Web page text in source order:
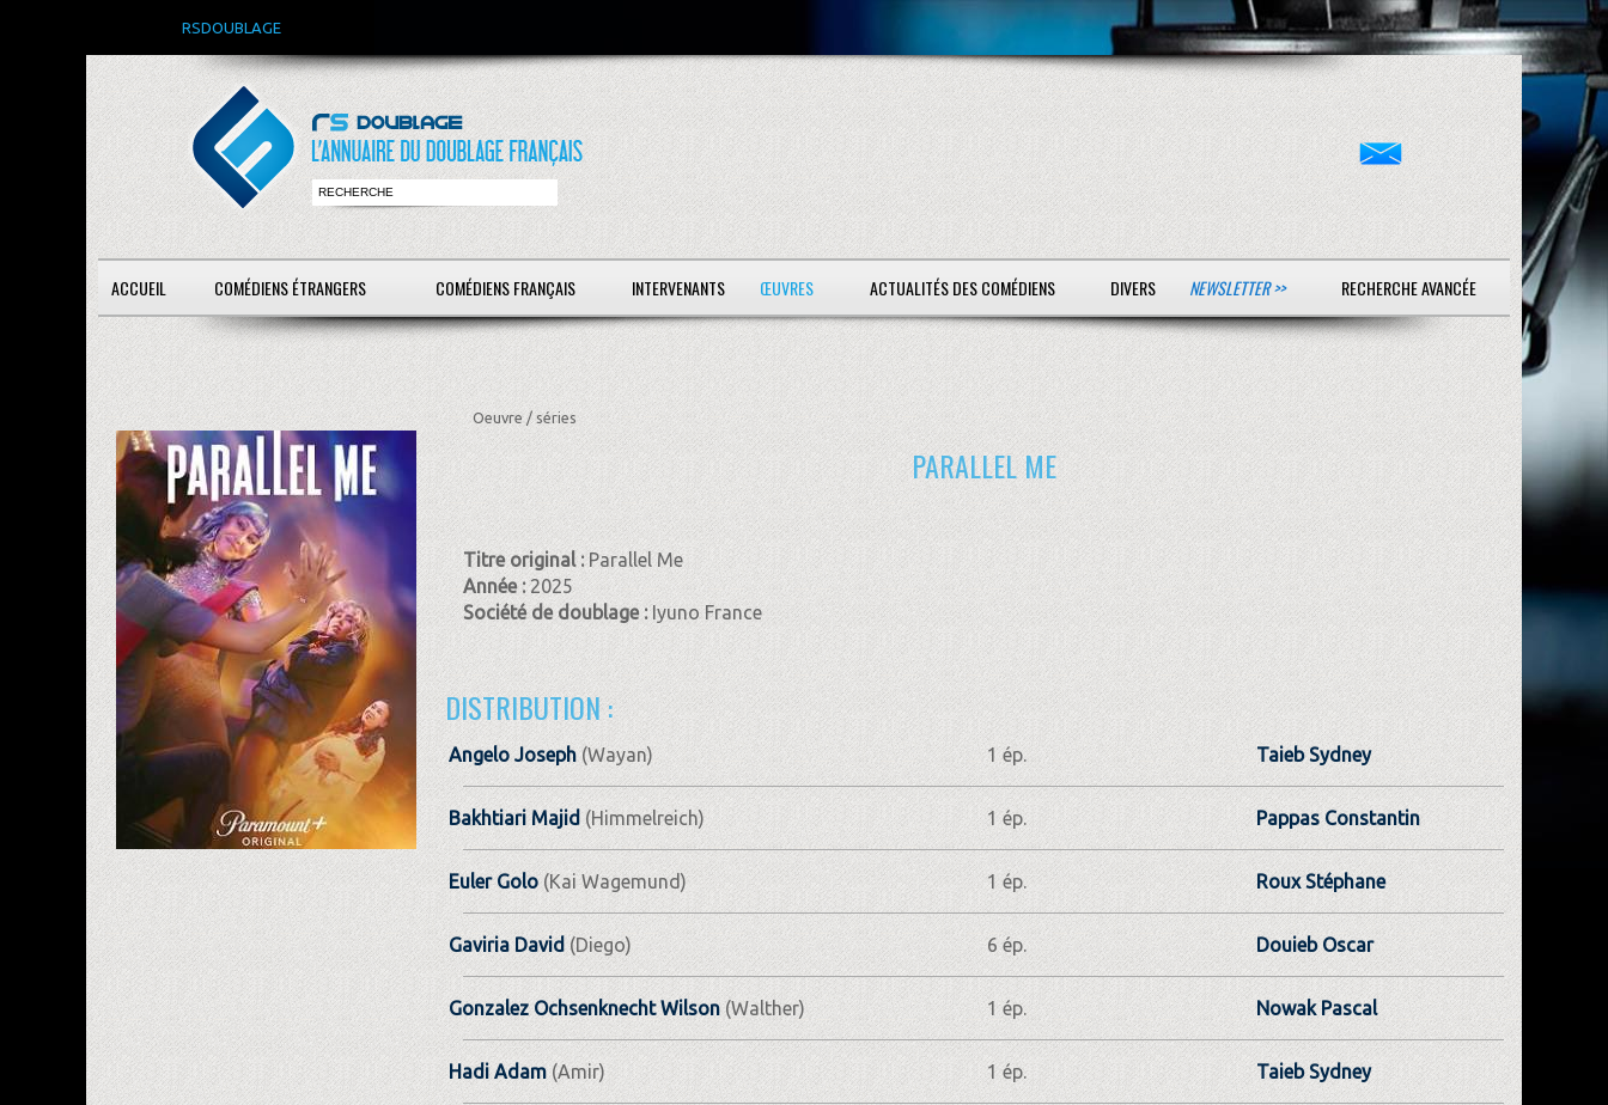
RSDOUBLAGE
ACCUEIL COMÉDIENS ÉTRANGERS COMÉDIENS FRANÇAIS INTERVENANTS ŒUVRES ACTUALITÉS DES COMÉDIENS DIVERS NEWSLETTER >> RECHERCHE AVANCÉE
Oeuvre / séries
PARALLEL ME
Titre original :Parallel Me
Année :2025
Société de doublage :Iyuno France
DISTRIBUTION :
Angelo Joseph(Wayan) 1 ép. Taieb Sydney
Bakhtiari Majid (Himmelreich) 1 ép. Pappas Constantin
Euler Golo(Kai Wagemund) 1 ép. Roux Stéphane
Gaviria David (Diego) 6 ép. Douieb Oscar
Gonzalez Ochsenknecht Wilson(Walther) 1 ép. Nowak Pascal
Hadi Adam(Amir) 1 ép. Taieb Sydney